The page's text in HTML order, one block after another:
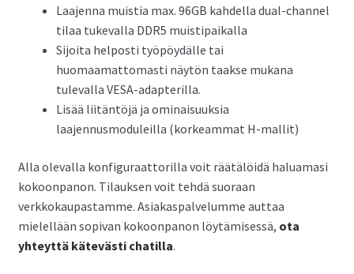
Laajenna muistia max. 96GB kahdella dual-channel
tilaa tukevalla DDR5 muistipaikalla
Sijoita helposti työpöydälle tai
huomaamattomasti näytön taakse mukana
tulevalla VESA-adapterilla.
Lisää liitäntöjä ja ominaisuuksia
laajennusmoduleilla (korkeammat H-mallit)
Alla olevalla konfiguraattorilla voit räätälöidä haluamasi
kokoonpanon. Tilauksen voit tehdä suoraan
verkkokaupastamme. Asiakaspalvelumme auttaa
mielellään sopivan kokoonpanon löytämisessä, ota
yhteyttä kätevästi chatilla.